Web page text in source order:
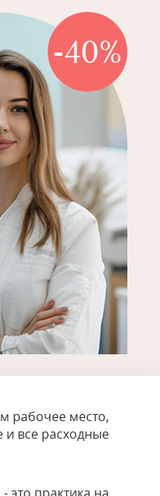
-40%
рабочее место,
и все расходные